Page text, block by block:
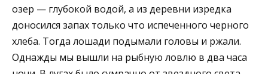
озер — глубокой водой, а из деревни изредка
доносился запах только что испеченного черного
хлеба. Тогда лошади подымали головы и ржали.
Однажды мы вышли на рыбную ловлю в два часа